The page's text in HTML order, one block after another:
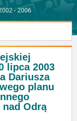
- 2006
lipca 2003
Dariusza
planu
Odrą